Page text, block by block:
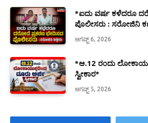
*ಐದು ವರ್ಷ ಕಳೆದರೂ
ಪೊಲೀಸರು : ಸರೋಜಿನಿ
ಆಗಷ್ಟ್ 6, 2026
*ಆ.12 ರಂದು
ಸ್ವೀಕಾರ*
ಆಗಷ್ಟ್ 5, 2026